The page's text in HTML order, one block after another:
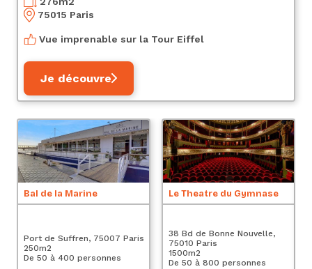
75015 Paris
Vue imprenable sur la Tour Eiffel
Je découvre
Bal de la Marine
Port de Suffren, 75007 Paris
250m2
De 50 à 400 personnes
Le Theatre du Gymnase
38 Bd de Bonne Nouvelle,
75010 Paris
1500m2
De 50 à 800 personnes